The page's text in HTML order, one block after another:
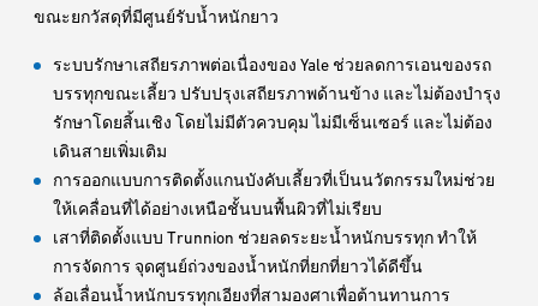
ขณะยกวัสดุที่มีศูนย์รับน้ำหนักยาว
ระบบรักษาเสถียรภาพต่อเนื่องของ Yale ช่วยลดการเอนของรถ
บรรทุกขณะเลี้ยว ปรับปรุงเสถียรภาพด้านข้าง และไม่ต้องบำรุง
รักษาโดยสิ้นเชิง โดยไม่มีตัวควบคุม ไม่มีเซ็นเซอร์ และไม่ต้อง
เดินสายเพิ่มเติม
การออกแบบการติดตั้งแกนบังคับเลี้ยวที่เป็นนวัตกรรมใหม่ช่วย
ให้เคลื่อนที่ได้อย่างเหนือชั้นบนพื้นผิวที่ไม่เรียบ
เสาที่ติดตั้งแบบ Trunnion ช่วยลดระยะน้ำหนักบรรทุก ทำให้
การจัดการ จุดศูนย์ถ่วงของน้ำหนักที่ยกที่ยาวได้ดีขึ้น
ล้อเลื่อนน้ำหนักบรรทุกเอียงที่สามองศาเพื่อต้านทานการ